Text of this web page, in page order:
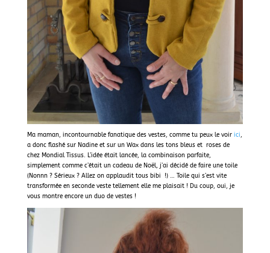
Ma maman, incontournable fanatique des vestes, comme tu peux le voir ici,
a donc flashé sur Nadine et sur un Wax dans les tons bleus et roses de
chez Mondial Tissus. L’idée était lancée, la combinaison parfaite,
simplement comme c’était un cadeau de Noël, j’ai décidé de faire une toile
(Nonnn ? Sérieux ? Allez on applaudit tous bibi !) … Toile qui s’est vite
transformée en seconde veste tellement elle me plaisait ! Du coup, oui, je
vous montre encore un duo de vestes !